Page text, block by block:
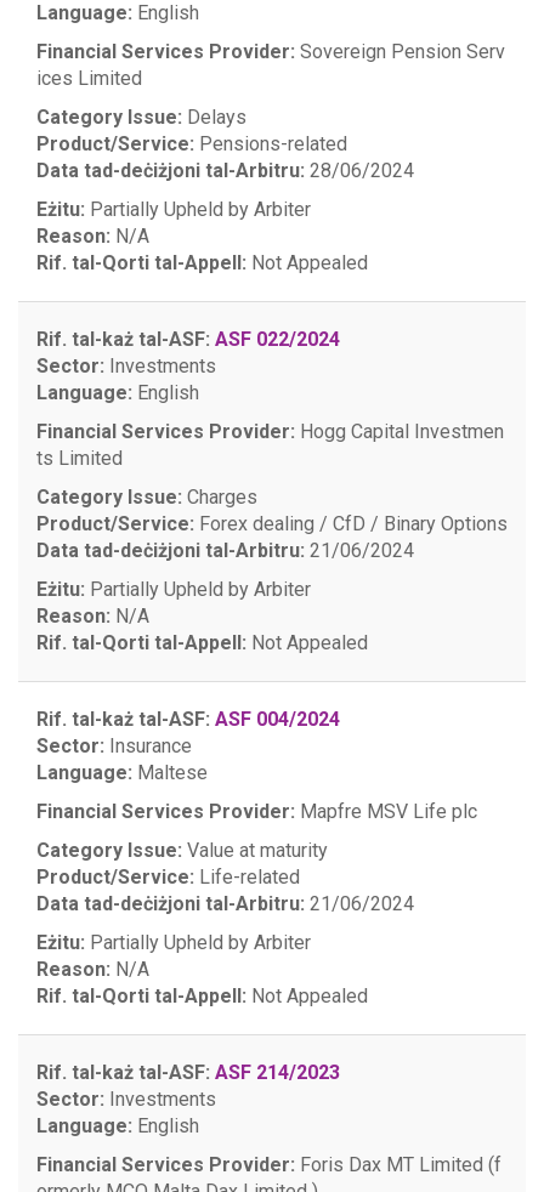
Language: English
Financial Services Provider: Sovereign Pension Serv
ices Limited
Category Issue: Delays
Product/Service: Pensions-related
Data tad-deċiżjoni tal-Arbitru: 28/06/2024
Eżitu: Partially Upheld by Arbiter
Reason: N/A
Rif. tal-Qorti tal-Appell: Not Appealed
Rif. tal-każ tal-ASF: ASF 022/2024
Sector: Investments
Language: English
Financial Services Provider: Hogg Capital Investmen
ts Limited
Category Issue: Charges
Product/Service: Forex dealing / CfD / Binary Options
Data tad-deċiżjoni tal-Arbitru: 21/06/2024
Eżitu: Partially Upheld by Arbiter
Reason: N/A
Rif. tal-Qorti tal-Appell: Not Appealed
Rif. tal-każ tal-ASF: ASF 004/2024
Sector: Insurance
Language: Maltese
Financial Services Provider: Mapfre MSV Life plc
Category Issue: Value at maturity
Product/Service: Life-related
Data tad-deċiżjoni tal-Arbitru: 21/06/2024
Eżitu: Partially Upheld by Arbiter
Reason: N/A
Rif. tal-Qorti tal-Appell: Not Appealed
Rif. tal-każ tal-ASF: ASF 214/2023
Sector: Investments
Language: English
Financial Services Provider: Foris Dax MT Limited (f